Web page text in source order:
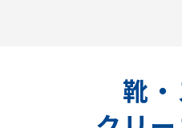
靴